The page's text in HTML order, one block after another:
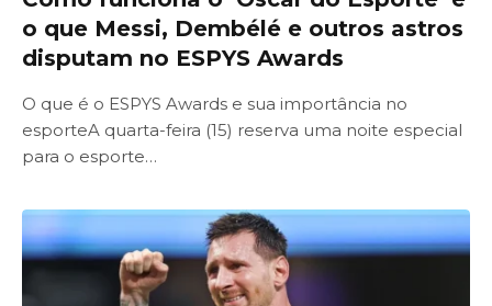
o que Messi, Dembélé e outros astros
disputam no ESPYS Awards
O que é o ESPYS Awards e sua importância no
esporteA quarta-feira (15) reserva uma noite especial
para o esporte…